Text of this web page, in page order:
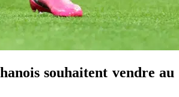
souhaitent vendre au